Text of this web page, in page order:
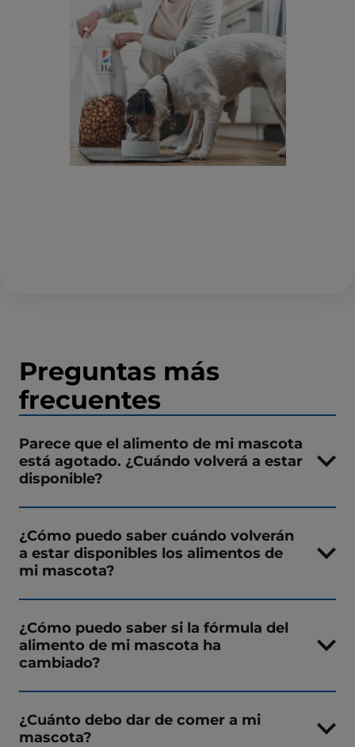
Preguntas más
frecuentes
Parece que el alimento de mi mascota
está agotado. ¿Cuándo volverá a estar
disponible?
¿Cómo puedo saber cuándo volverán
a estar disponibles los alimentos de
mi mascota?
¿Cómo puedo saber si la fórmula del
alimento de mi mascota ha
cambiado?
¿Cuánto debo dar de comer a mi
mascota?